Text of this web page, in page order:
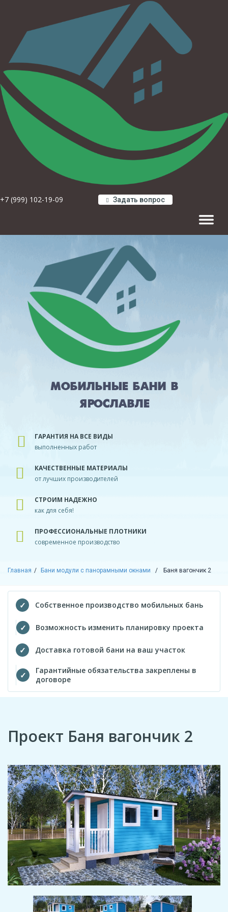
+7 (999) 102-19-09 Задать вопрос
МОБИЛЬНЫЕ БАНИ В
ЯРОСЛАВЛЕ
ГАРАНТИЯ НА ВСЕ ВИДЫ
выполненных работ
КАЧЕСТВЕННЫЕ МАТЕРИАЛЫ
от лучших производителей
СТРОИМ НАДЕЖНО
как для себя!
ПРОФЕССИОНАЛЬНЫЕ ПЛОТНИКИ
современное производство
Главная Бани модули с панорамными окнами Баня вагончик 2
Собственное производство мобильных бань
Возможность изменить планировку проекта
Доставка готовой бани на ваш участок
Гарантийные обязательства закреплены в
договоре
Проект Баня вагончик 2